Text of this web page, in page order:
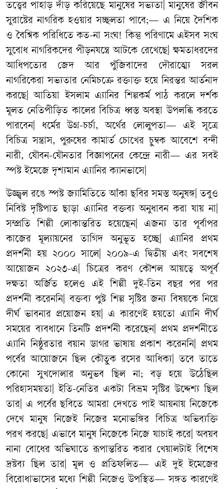
তত্ত্বের পাহাড় দাঁড় করিয়েছে মানুষের সভ্যতা|মানুষের জীবন
সুরাষ্টের নাগরিক হওয়ার সচ্ছলতা পাবে;— এ নিয়ে দৈশিক
ও বৈশ্বিক পরিধিতে কত-না সংঘ!কিন্তু পরিণামে এইসব সংঘ
সুবোধ নাগরিকদের পীড়নযন্ত্রে আটকে রেখেছে |ক্ষমতাধরদের
আধিপত্যের
জেদ আর পুঁজিবাদের দৌরাত্ম্যে
সরল
নাগরিকেরা সভ্যতার নেমিচক্রে রক্তাক্ত হয়ে নিরন্তর আর্তনাদ
করছে |আতিয়া ইসলাম এ্যানির শিল্পকর্ম পাঠ করলে দর্শক
মূলত নেতিপীড়িত কালের বিচিত্র ধ্বস্ত অবস্থা উপলব্ধি করতে
পারবেন| ধর্মের উগ্র-চর্চা,অর্থের লোলুপতা— এই
সূত্রে
বিচিত্র সন্ত্রাস, পুরুষের কামার্ত চোখের চুম্বক আবেশে বন্দী
নারী, যৌবন-যৌনতার বিজ্ঞাপনের কেন্দ্রে নারী— এর সবই
স্পষ্ট ইমেজে দৃশ্যমান এ্যানির ক্যানভাসে
উজ্জ্বল রঙে স্পষ্ট জ্যামিতিতে আঁকা ছবির সমস্ত অনুষঙ্গ |তবুও
নিবিষ্ট দৃষ্টিপাত ছাড়া এ্যানির বক্তব্য অনুধাবন করা যায় না
সম্প্রতি
শিল্পী লোকান্তরিত হয়েছেন| এজন্য তার
পূর্বাপর
কাজের
মূল্যায়নের তাগিদ অনুভূত হচ্ছে এ্যানির
প্রথম
প্রদর্শনী হয় ২০০০ সালে| ২০০৯-এ দ্বিতীয় এবং সবশেষ
আয়োজন
২০২৩-এ |চিত্রের করণ কৌশল আয়ত্বে
অপূর্ব
দক্ষতা
অর্জিত হলেও এই শিল্পী দুই-তিন বছর পর
পর
প্রদর্শনী করেননি|বক্তব্য পুষ্ট শিল্প সৃষ্টির জন্য বিষয়কে নিয়ে
দীর্ঘ ভাবনার প্রয়োজন হয়| এ কারণেই হয়তো এ্যানি দীর্ঘ
সময়ের ব্যবধানে তিনটি প্রদর্শনী করেছেন| প্রথম প্রদর্শনীতে
এ্যানি নিষ্ঠুরতার বয়ান ডাগর ভাষায় প্রকাশ করেননি|প্রথম
পর্বের আয়োজনে ছিল কৌতুক রসের আধিক্য |তবে তাতে
কোনো
সুখদোলার অনুভব ছিল না;বড় হয়ে
উঠেছিল
পরিহাসময়তা |ইতি-নেতির একটা বিভ্রম সৃষ্টির উদ্দেশ্য ছিল
তার
এ পর্বের ছবিতে আমরা দেখতে পাই আয়নায় নিজেকে
দেখে মানুষ নিজেই নিজের মনোভঙ্গির বিচিত্র অভিব্যক্তি
পরখ করছে এভাবে মানুষ নিজেকে নিজে যাচাই করে|অবয়ব
নানা বোধের অভিঘাতে রূপান্তরিত করার খেয়ালটাই বিশেষ
দ্রষ্টব্য ছিল তার |মূল ও প্রতিফলিত— এই দুই ইমেজের
বিরোধাভাসের মধ্যে শিল্পী নিজেও উপস্থিত—সঙ্গত কারণেই